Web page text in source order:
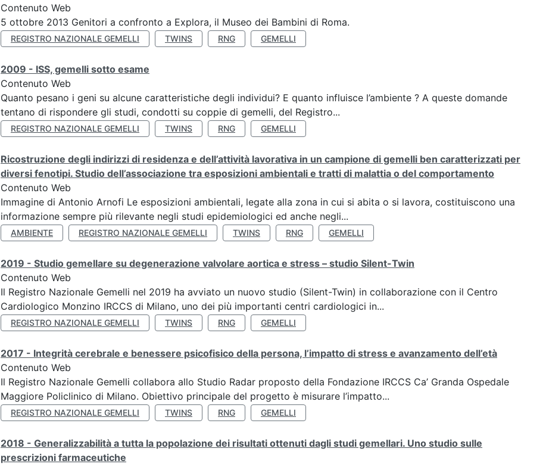
Contenuto Web
5 ottobre 2013 Genitori a confronto a Explora, il Museo dei Bambini di Roma.
REGISTRO NAZIONALE GEMELLI TWINS RNG GEMELLI
2009 - ISS, gemelli sotto esame
Contenuto Web
Quanto pesano i geni su alcune caratteristiche degli individui? E quanto influisce l’ambiente ? A queste domande
tentano di rispondere gli studi, condotti su coppie di gemelli, del Registro...
REGISTRO NAZIONALE GEMELLI TWINS RNG GEMELLI
Ricostruzione degli indirizzi di residenza e dell’attività lavorativa in un campione di gemelli ben caratterizzati per
diversi fenotipi. Studio dell’associazione tra esposizioni ambientali e tratti di malattia o del comportamento
Contenuto Web
Immagine di Antonio Arnofi Le esposizioni ambientali, legate alla zona in cui si abita o si lavora, costituiscono una
informazione sempre più rilevante negli studi epidemiologici ed anche negli...
AMBIENTE REGISTRO NAZIONALE GEMELLI TWINS RNG GEMELLI
2019 - Studio gemellare su degenerazione valvolare aortica e stress – studio Silent-Twin
Contenuto Web
Il Registro Nazionale Gemelli nel 2019 ha avviato un nuovo studio (Silent-Twin) in collaborazione con il Centro
Cardiologico Monzino IRCCS di Milano, uno dei più importanti centri cardiologici in...
REGISTRO NAZIONALE GEMELLI TWINS RNG GEMELLI
2017 - Integrità cerebrale e benessere psicofisico della persona, l’impatto di stress e avanzamento dell’età
Contenuto Web
Il Registro Nazionale Gemelli collabora allo Studio Radar proposto della Fondazione IRCCS Ca’ Granda Ospedale
Maggiore Policlinico di Milano. Obiettivo principale del progetto è misurare l’impatto...
REGISTRO NAZIONALE GEMELLI TWINS RNG GEMELLI
2018 - Generalizzabilità a tutta la popolazione dei risultati ottenuti dagli studi gemellari. Uno studio sulle
prescrizioni farmaceutiche